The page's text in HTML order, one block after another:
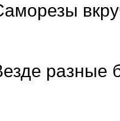
разные